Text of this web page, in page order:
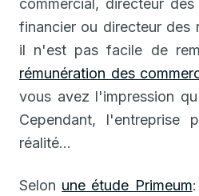
financier ou directeur des
il n'est pas facile de
rémunération des
vous avez l'impression
Cependant,
réalité...
Selon une étude Primeum